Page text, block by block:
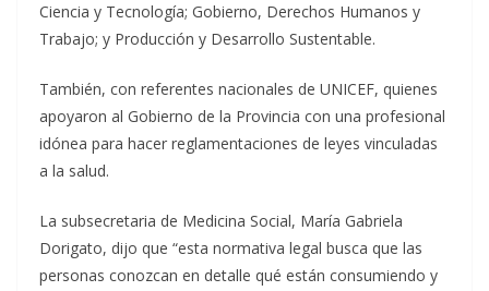
Ciencia y Tecnología; Gobierno, Derechos Humanos y
Trabajo; y Producción y Desarrollo Sustentable.
También, con referentes nacionales de UNICEF, quienes
apoyaron al Gobierno de la Provincia con una profesional
idónea para hacer reglamentaciones de leyes vinculadas
a la salud.
La subsecretaria de Medicina Social, María Gabriela
Dorigato, dijo que “esta normativa legal busca que las
personas conozcan en detalle qué están consumiendo y